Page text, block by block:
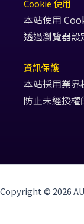
Cookie 使用
本站使用
透過瀏覽器設
資訊保護
本站採用業界
防止未經授權
Copyright © 2026